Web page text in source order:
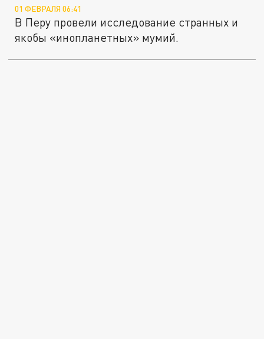
01 ФЕВРАЛЯ 06:41
В Перу провели исследование странных и
якобы «инопланетных» мумий.